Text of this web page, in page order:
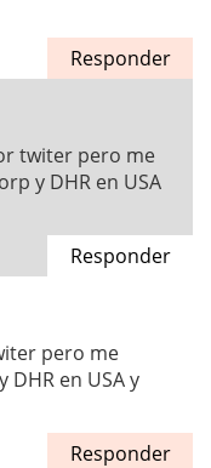
Responder
twiter pero me
y DHR en USA
Responder
pero me
DHR en USA y
Responder